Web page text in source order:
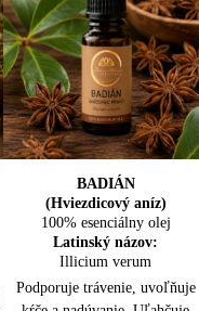
BADIÁN
(Hviezdicový aníz)
100% esenciálny olej
Latinský názov:
Illicium verum
Podporuje trávenie, uvoľňuje
BOROVICA LESNÁ
100% esenciálny olej
Latinský názov:
Pinus sylvestris
Podporuje dýchanie, prečisťuje
vzduch a posilňuje imunitu.